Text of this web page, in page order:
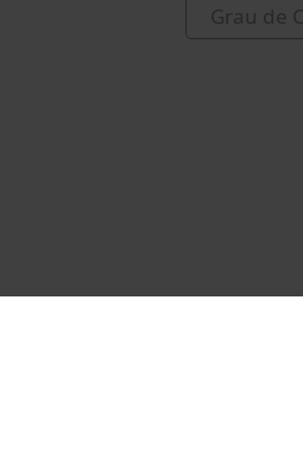
Grau de